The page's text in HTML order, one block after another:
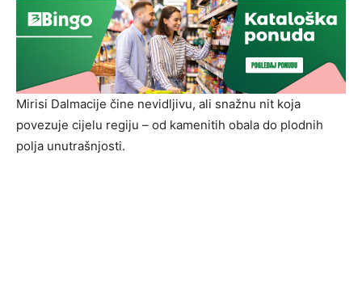
Mirisi Dalmacije čine nevidljivu, ali snažnu nit koja
povezuje cijelu regiju – od kamenitih obala do plodnih
polja unutrašnjosti.